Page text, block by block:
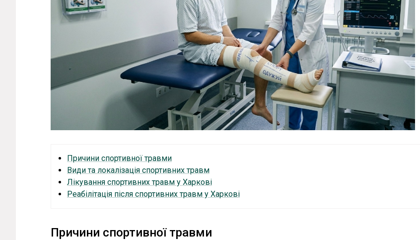
Причини спортивної травми
Види та локалізація спортивних травм
Лікування спортивних травм у Харкові
Реабілітація після спортивних травм у Харкові
Причини спортивної травми